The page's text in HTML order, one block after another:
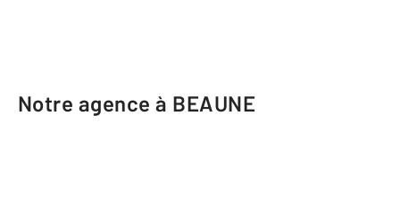
Notre agence à BEAUNE